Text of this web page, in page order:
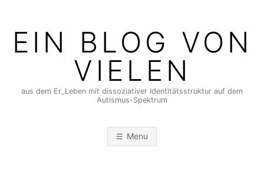
contentEIN BLOG VON
VIELEN
aus dem Er_Leben mit dissoziativer Identitätsstruktur auf dem
Autismus-Spektrum
Menu